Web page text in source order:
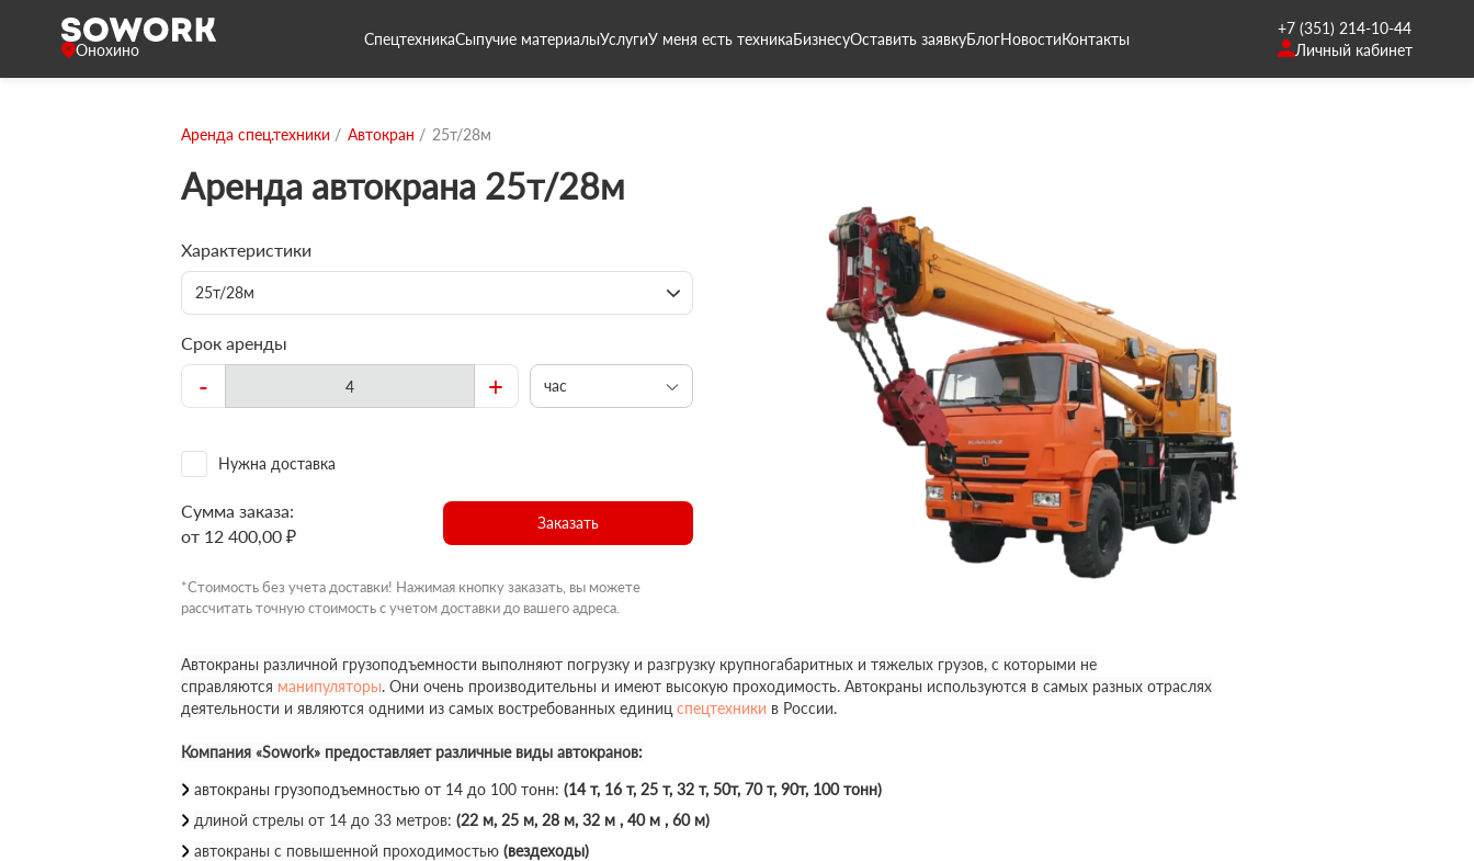
Онохино
СпецтехникаСыпучие материалыУслугиУ меня есть техникаБизнесуОставить заявкуБлогНовостиКонтакты
+7 (351) 214-10-44
Личный кабинет
Аренда спец.техники Автокран 25т/28м
Аренда автокрана 25т/28м
Характеристики
25т/28м
Срок аренды
- + час
Нужна доставка
Сумма заказа:
от 12 400,00 ₽
Заказать
*Стоимость без учета доставки! Нажимая кнопку заказать, вы можете
рассчитать точную стоимость с учетом доставки до вашего адреса.
Автокраны различной грузоподъемности выполняют погрузку и разгрузку крупногабаритных и тяжелых грузов, с которыми не
справляются манипуляторы. Они очень производительны и имеют высокую проходимость. Автокраны используются в самых разных отраслях
деятельности и являются одними из самых востребованных единиц спецтехники в России.
Компания «Sowork» предоставляет различные виды автокранов:
автокраны грузоподъемностью от 14 до 100 тонн: (14 т, 16 т, 25 т, 32 т, 50т, 70 т, 90т, 100 тонн)
длиной стрелы от 14 до 33 метров: (22 м, 25 м, 28 м, 32 м , 40 м , 60 м)
автокраны с повышенной проходимостью (вездеходы)